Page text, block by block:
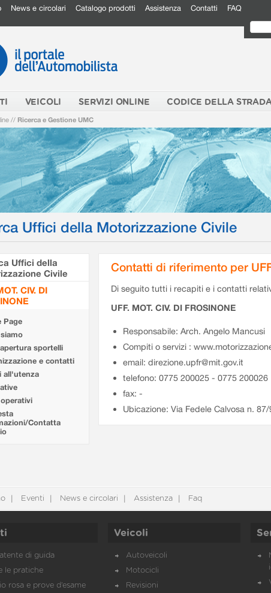
News e circolari Catalogo prodotti Assistenza Contatti FAQ
VEICOLI SERVIZI ONLINE CODICE DELLA
// Ricerca e Gestione UMC
Uffici della Motorizzazione Civile
Uffici della
Civile
CIV. DI
Page
sportelli
e contatti
all'utenza
Contatta
Contatti di riferimento per
Di seguito tutti i recapiti e i contatti
UFF. MOT. CIV. DI FROSINONE
Responsabile: Arch. Angelo Mancusi
Compiti o servizi :
email: direzione.upfr@mit.gov.it
telefono: 0775 200025 - 0775 200026
fax: -
Ubicazione: Via Fedele Calvosa n. 87/
Eventi News e circolari Assistenza Faq
di guida
le pratiche
rosa e prove d’esame
Veicoli
Autoveicoli
Motocicli
Revisioni